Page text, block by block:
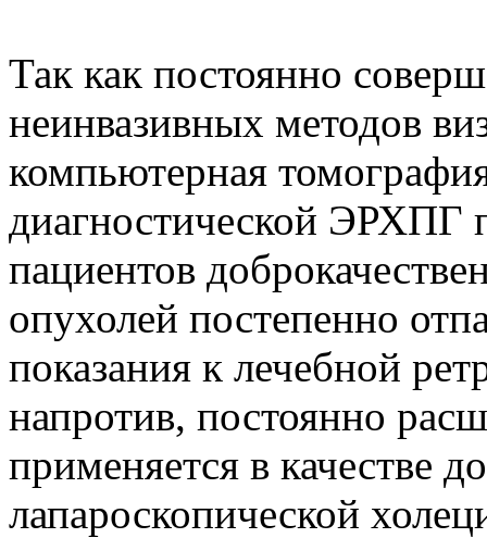
Так как постоянно
неинвазивных методов
компьютерная
диагностической ЭРХПГ
пациентов
опухолей постепенно
показания к лечебной
напротив, постоянно
применяется в качестве
лапароскопической